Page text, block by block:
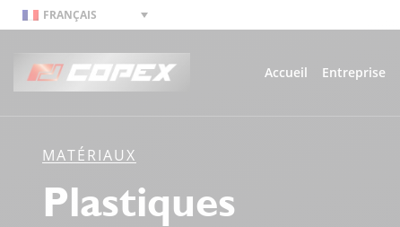
FRANÇAIS
Accueil Entreprise
MATÉRIAUX
Plastiques